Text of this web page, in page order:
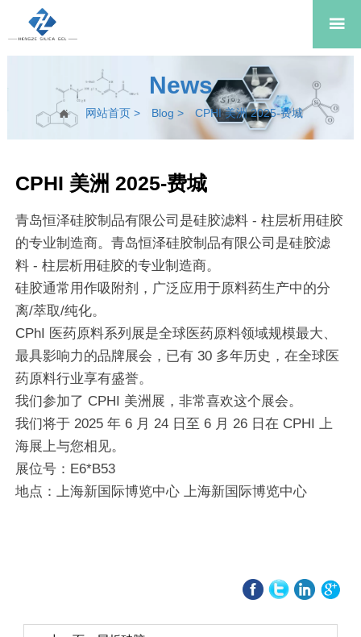

News
 网站首页 > Blog > CPHI 美洲 2025-费城
CPHI 美洲 2025-费城
青岛恒泽硅胶制品有限公司是硅胶滤料 - 柱层析用硅胶
的专业制造商。青岛恒泽硅胶制品有限公司是硅胶滤
料 - 柱层析用硅胶的专业制造商。
硅胶通常用作吸附剂，广泛应用于原料药生产中的分
离/萃取/纯化。
CPhI 医药原料系列展是全球医药原料领域规模最大、
最具影响力的品牌展会，已有 30 多年历史，在全球医
药原料行业享有盛誉。
我们参加了 CPHI 美洲展，非常喜欢这个展会。
我们将于 2025 年 6 月 24 日至 6 月 26 日在 CPHI 上
海展上与您相见。
展位号：E6*B53
地点：上海新国际博览中心 上海新国际博览中心